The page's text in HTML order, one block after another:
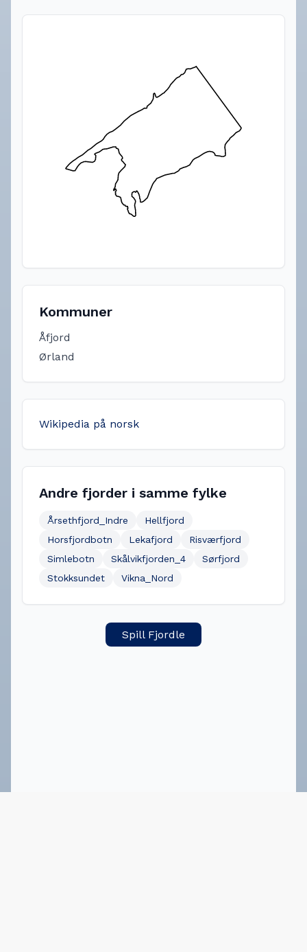
Kommuner
Åfjord
Ørland
Wikipedia på norsk
Andre fjorder i samme fylke
Årsethfjord_Indre
Hellfjord
Horsfjordbotn
Lekafjord
Risværfjord
Simlebotn
Skålvikfjorden_4
Sørfjord
Stokksundet
Vikna_Nord
Spill Fjordle